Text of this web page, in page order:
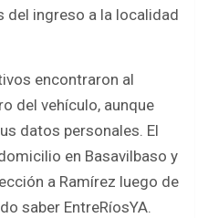
del ingreso a la localidad
encontraron al
del vehículo, aunque
datos personales. El
en Basavilbaso y
a Ramírez luego de
saber EntreRíosYA.